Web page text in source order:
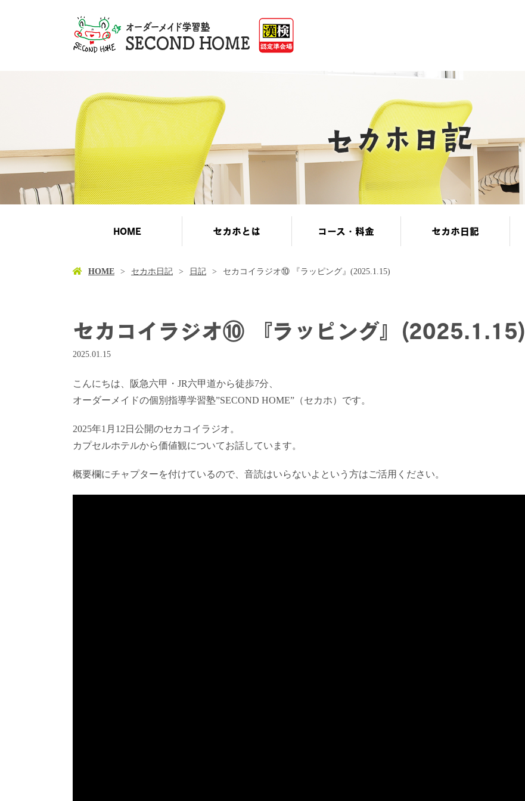
HOME セカホとは コース・料金 セカホ日記
HOME セカホ日記 日記 セカコイラジオ⑩ 『ラッピング』(2025.1.15)
セカコイラジオ⑩ 『ラッピング』(2025.1.15)
2025.01.15
こんにちは、阪急六甲・JR六甲道から徒歩7分、
オーダーメイドの個別指導学習塾”SECOND HOME”（セカホ）です。
2025年1月12日公開のセカコイラジオ。
カプセルホテルから価値観についてお話しています。
概要欄にチャプターを付けているので、音読はいらないよという方はご活用ください。